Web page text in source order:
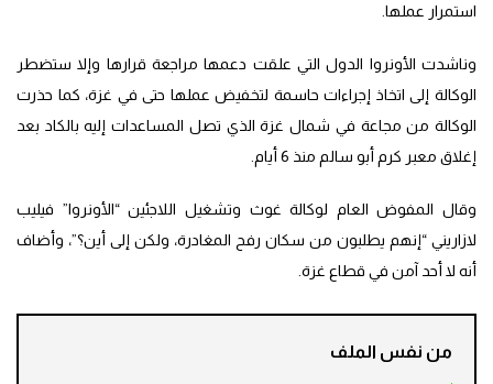
استمرار عملها.
وناشدت الأونروا الدول التي علقت دعمها مراجعة قرارها وإلا ستضطر
الوكالة إلى اتخاذ إجراءات حاسمة لتخفيض عملها حتى في غزة، كما حذرت
الوكالة من مجاعة في شمال غزة الذي تصل المساعدات إليه بالكاد بعد
إغلاق معبر كرم أبو سالم منذ 6 أيام.
وقال المفوض العام لوكالة غوث وتشغيل اللاجئين “الأونروا” فيليب
لازاريني “إنهم يطلبون من سكان رفح المغادرة، ولكن إلى أين؟”، وأضاف
أنه لا أحد آمن في قطاع غزة.
من نفس الملف